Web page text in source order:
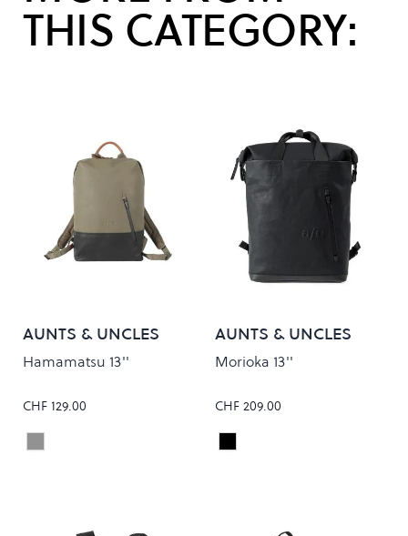
THIS CATEGORY:
AUNTS & UNCLES
Hamamatsu 13''
CHF 129.00
Colour
Fallen Rock
AUNTS & UNCLES
Morioka 13''
CHF 209.00
Colour
Black